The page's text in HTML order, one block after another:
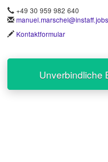
+49 30 959 982 640
manuel.marschel@instaff.jobs
Kontaktformular
Unverbindliche